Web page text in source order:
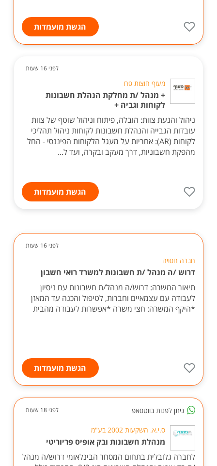
הגשת מועמדות
לפני 16 שעות
מעוף חוצות פרו
+ מנהל /ת מחלקת הנהלת חשבונות
לקוחות וגביה +
ניהול והנעת צוות: הובלה, פיתוח וניהול שוטף של צוות
עובדות הגבייה והנהלת חשבונות לקוחות ניהול תהליכי
לקוחות (AR): אחריות על מעגל הלקוחות הפיננסי - החל
מהפקת חשבוניות, דרך מעקב ובקרה, ועד ל...
הגשת מועמדות
לפני 16 שעות
חברה חסויה
דרוש /ה מנהל /ת חשבונות למשרד רואי חשבון
תיאור המשרה: דרוש/ה מנהל/ת חשבונות עם ניסיון
לעבודה עם עצמאיים וחברות, לטיפול והכנה עד המאזן
*היקף המשרה: חצי משרה *אפשרות לעבודה מהבית
הגשת מועמדות
ניתן לפנות בווטסאפ לפני 18 שעות
ס.י.א. השקעות 2002 בע"מ
מנהלת חשבונות ובק אופיס פריוריטי
לחברה גלובלית בתחום המסחר הבינלאומי דרוש/ה מנהל